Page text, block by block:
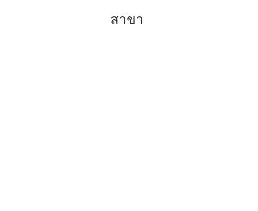
สาขา